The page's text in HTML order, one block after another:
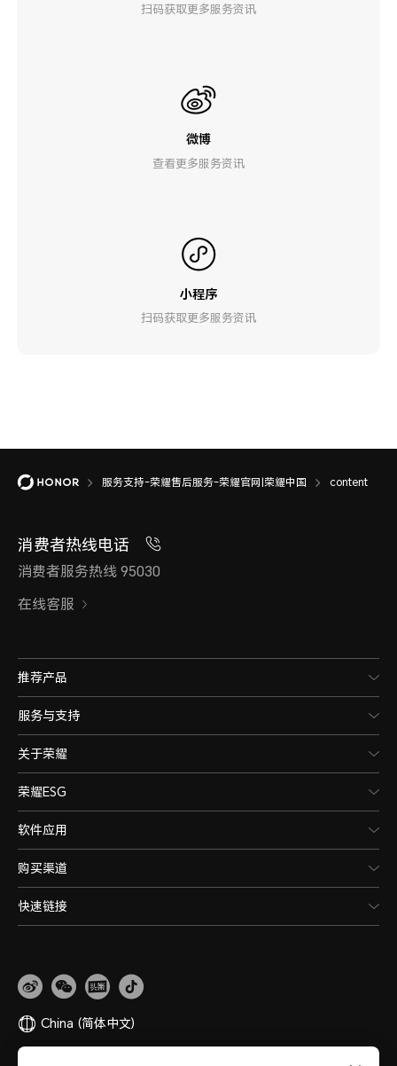
扫码获取更多服务资讯
微博
查看更多服务资讯
小程序
扫码获取更多服务资讯
服务支持-荣耀售后服务-荣耀官网|荣耀中国 content
消费者热线电话
消费者服务热线 95030
在线客服
推荐产品
服务与支持
关于荣耀
荣耀ESG
软件应用
购买渠道
快速链接
China (简体中文)